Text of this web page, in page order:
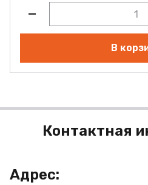
В
Контактная
Адрес: